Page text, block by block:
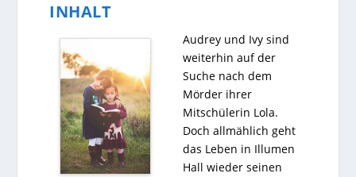
INHALT
Audrey und Ivy sind
weiterhin auf der
Suche nach dem
Mörder ihrer
Mitschülerin Lola.
Doch allmählich geht
das Leben in Illumen
Hall wieder seinen